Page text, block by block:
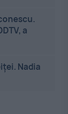
a
Nadia